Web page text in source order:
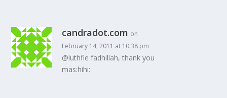
candradot.com on
February 14, 2011 at 10:38 pm
@luthfie fadhillah, thank you
mas:hihi: